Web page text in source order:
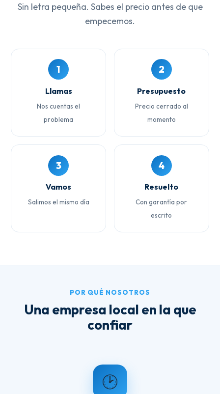
Sin letra pequeña. Sabes el precio antes de que
empecemos.
1
Llamas
Nos cuentas el
problema
2
Presupuesto
Precio cerrado al
momento
3
Vamos
Salimos el mismo día
4
Resuelto
Con garantía por
escrito
POR QUÉ NOSOTROS
Una empresa local en la que
confiar
🕑